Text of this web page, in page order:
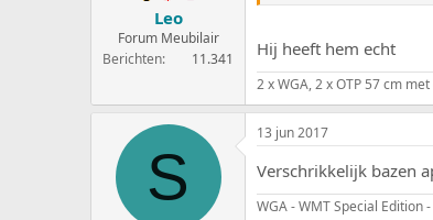
Leo
Forum Meubilair
Berichten
11.341 Hij heeft hem echt
2 x WGA, 2 x OTP 57 cm
S
13 jun 2017
Verschrikkelijk bazen
WGA - WMT Special Edition